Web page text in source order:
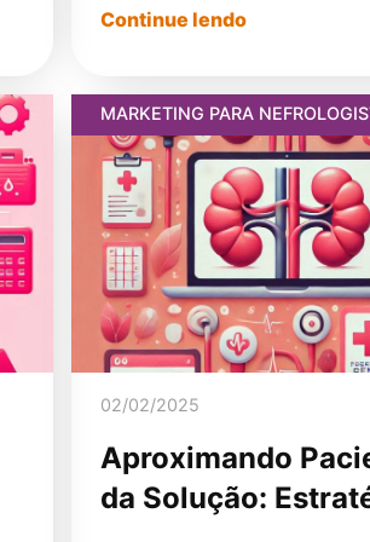
Continue lendo
MARKETING PARA
02/02/2025
Aproximando
da Solução: